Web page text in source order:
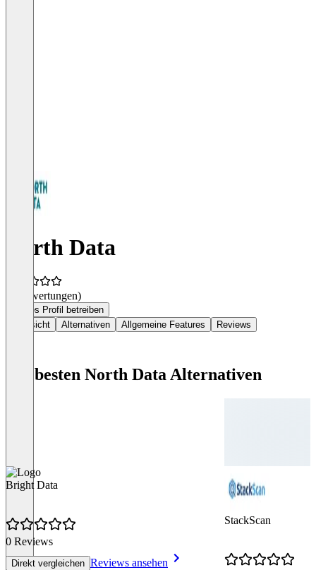
North Data
(0 Bewertungen)
Dieses Profil betreiben
Übersicht
Alternativen Allgemeine Features Reviews
Die besten North Data Alternativen
Bright Data
0 Reviews
Direkt vergleichen Reviews ansehen
StackScan